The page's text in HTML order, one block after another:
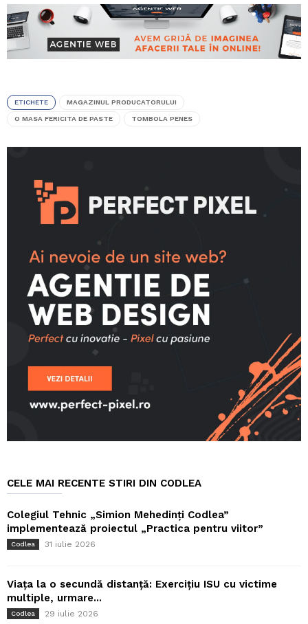
ETICHETE MAGAZINUL PRODUCATORULUI
O MASA FERICITA DE PASTE TOMBOLA PENES
CELE MAI RECENTE STIRI DIN CODLEA
Colegiul Tehnic „Simion Mehedinți Codlea”
implementează proiectul „Practica pentru viitor”
Codlea 31 iulie 2026
Viața la o secundă distanță: Exercițiu ISU cu victime
multiple, urmare...
Codlea 29 iulie 2026